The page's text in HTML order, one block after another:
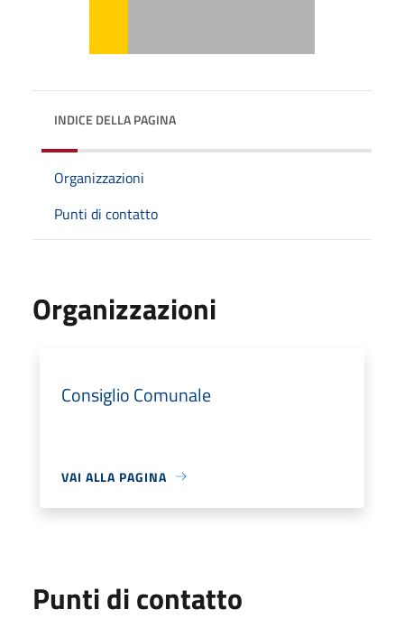
INDICE DELLA PAGINA
Organizzazioni
Punti di contatto
Organizzazioni
Consiglio Comunale
VAI ALLA PAGINA
Punti di contatto